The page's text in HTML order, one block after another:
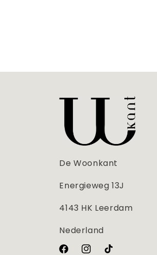
De Woonkant
Energieweg 13J
4143 HK Leerdam
Nederland